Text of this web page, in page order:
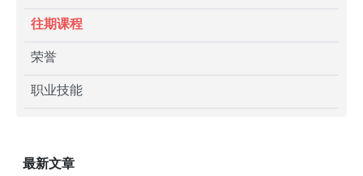
往期课程
荣誉
职业技能
最新文章